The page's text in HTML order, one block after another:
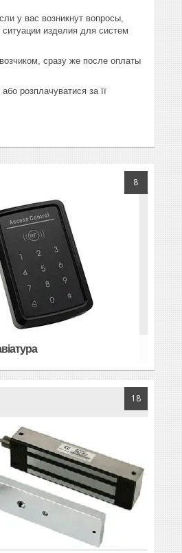
у вас возникнут вопросы,
изделия для систем
сразу же после оплаты
розплачуватися за її
8
18